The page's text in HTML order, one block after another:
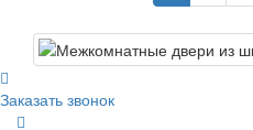
Заказать звонок